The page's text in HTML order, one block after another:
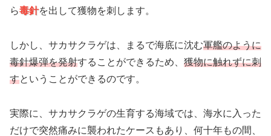
ら毒針を出して獲物を刺します。
しかし、サカサクラゲは、まるで海底に沈む軍艦のように
毒針爆弾を発射することができるため、 獲物に触れずに刺
すということができるのです。
実際に、サカサクラゲの生育する海域では、海水に入った
だけで突然痛みに襲われたケースもあり、何十年もの間、